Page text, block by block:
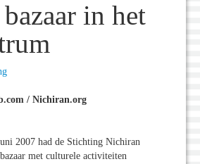
bazaar in het
/ Nichiran.org
2007 had de Stichting Nichiran
met culturele activiteiten